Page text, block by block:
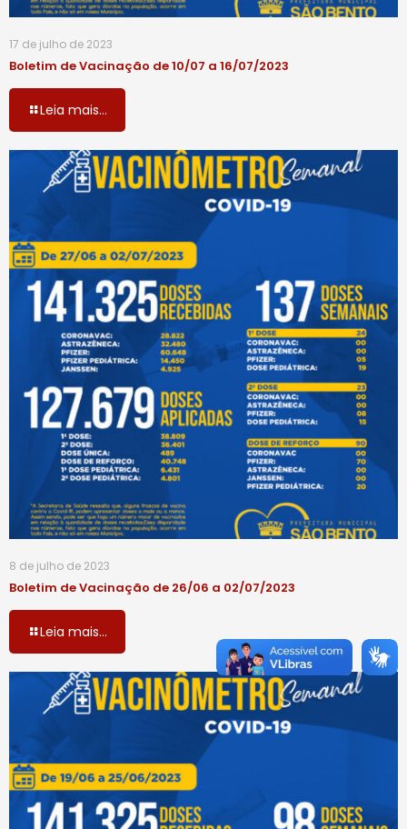
17 de julho de 2023
Boletim de Vacinação de 10/07 a 16/07/2023
Leia mais...
8 de julho de 2023
Boletim de Vacinação de 26/06 a 02/07/2023
Leia mais...